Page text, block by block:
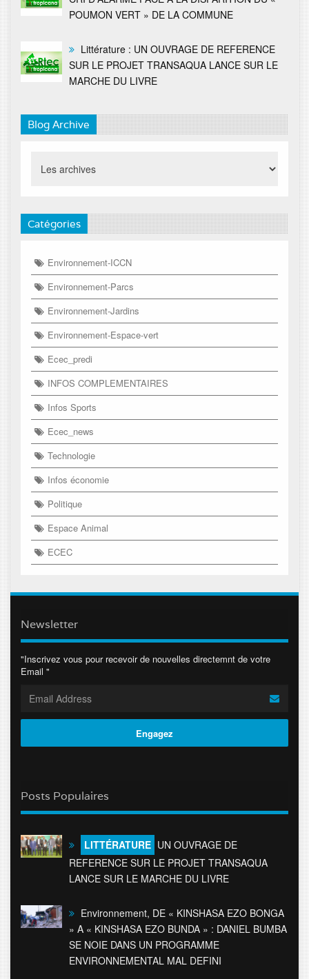
POUMON VERT » DE LA COMMUNE
Littérature : UN OUVRAGE DE REFERENCE
SUR LE PROJET TRANSAQUA LANCE SUR LE
MARCHE DU LIVRE
Blog Archive
Catégories
Environnement-ICCN
Environnement-Parcs
Environnement-Jardins
Environnement-Espace-vert
Ecec_predi
INFOS COMPLEMENTAIRES
Infos Sports
Ecec_news
Technologie
Infos économie
Politique
Espace Animal
ECEC
Newsletter
"Inscrivez vous pour recevoir de nouvelles directemnt de votre
Email "
Posts Populaires
LITTÉRATURE UN OUVRAGE DE
REFERENCE SUR LE PROJET TRANSAQUA
LANCE SUR LE MARCHE DU LIVRE
Environnement, DE « KINSHASA EZO BONGA
» A « KINSHASA EZO BUNDA » : DANIEL BUMBA
SE NOIE DANS UN PROGRAMME
ENVIRONNEMENTAL MAL DEFINI